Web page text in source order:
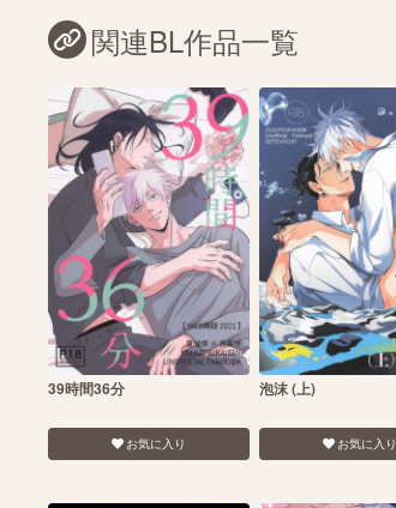
関連BL作品一覧
39時間36分
お気に入り
泡沫 (上)
お気に入り